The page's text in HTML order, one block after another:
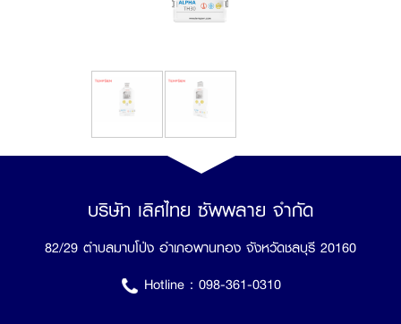
บริษัท เลิศไทย ซัพพลาย จำกัด
82/29 ตำบลมาบโป่ง อำเภอพานทอง จังหวัดชลบุรี 20160
Hotline : 098-361-0310